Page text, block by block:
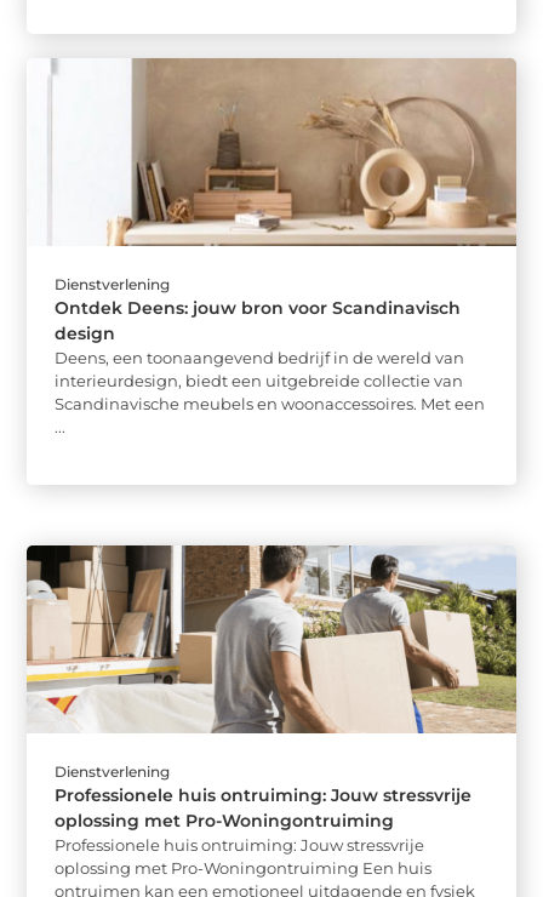
Dienstverlening
Ontdek Deens: jouw bron voor Scandinavisch
design
Deens, een toonaangevend bedrijf in de wereld van
interieurdesign, biedt een uitgebreide collectie van
Scandinavische meubels en woonaccessoires. Met een
...
Dienstverlening
Professionele huis ontruiming: Jouw stressvrije
oplossing met Pro-Woningontruiming
Professionele huis ontruiming: Jouw stressvrije
oplossing met Pro-Woningontruiming Een huis
ontruimen kan een emotioneel uitdagende en fysiek